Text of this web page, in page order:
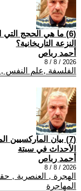
(6) ما هي الحجج
النزعة التاريخانية؟
أحمد رباص
2026 / 8 / 8
الفلسفة ,علم النفس ,
(7) بيان الماركسيين
الأحداث في سبتة
أحمد رباص
2026 / 8 / 8
الهجرة , العنصرية ,
المهاجرة